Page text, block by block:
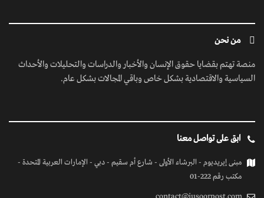
من نحن
منصة تهتم بقضايا حقوق الإنسان والأخبار والدراسات والتحليلات والأحداث
السياسية والاقتصادية بشكل خاص وباقي المجالات بشكل عام.
ابق على تواصل معنا
مبنى إيريديوم - البرشاء الأولى - شارع أم سقيم - دبي - الإمارات العربية المتحدة -
مكتب رقم 222-01